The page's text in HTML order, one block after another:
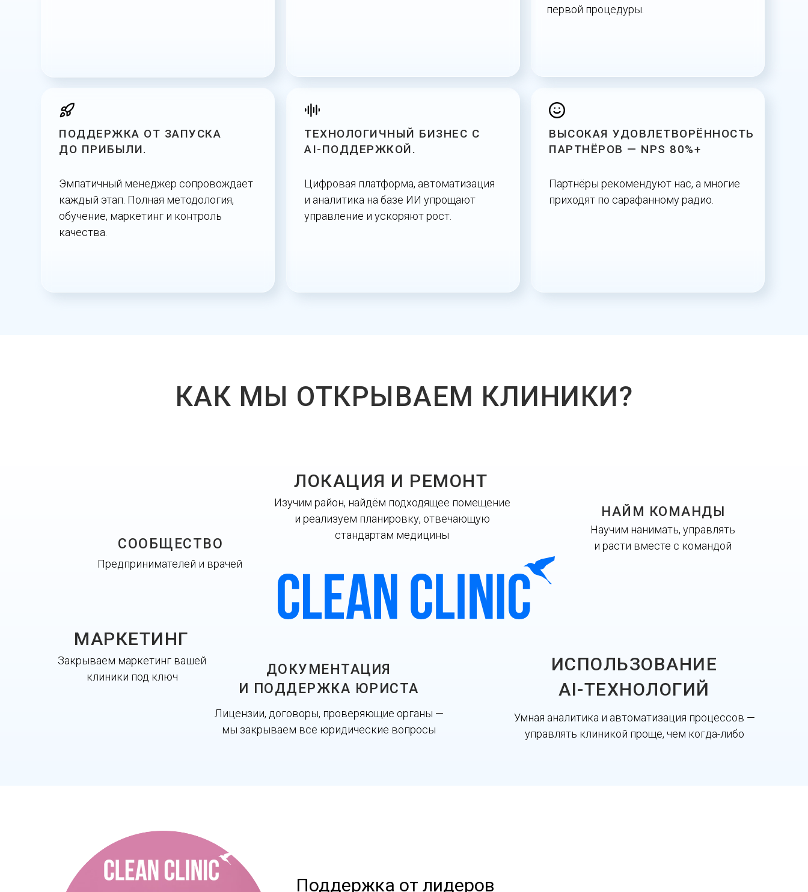
Партнёры рекомендуют нас, а многие
приходят по сарафанному радио.
ВЫСОКАЯ УДОВЛЕТВОРЁННОСТЬ
ПАРТНЁРОВ — NPS 80%+
Цифровая платформа, автоматизация
и аналитика на базе ИИ упрощают
управление и ускоряют рост.
ТЕХНОЛОГИЧНЫЙ БИЗНЕС С
AI-ПОДДЕРЖКОЙ.
Эмпатичный менеджер сопровождает
каждый этап. Полная методология,
обучение, маркетинг и контроль
качества.
ПОДДЕРЖКА ОТ ЗАПУСКА
ДО ПРИБЫЛИ.
первой процедуры.
КАК МЫ ОТКРЫВАЕМ КЛИНИКИ?
Умная аналитика и автоматизация процессов —
управлять клиникой проще, чем когда-либо
ИСПОЛЬЗОВАНИЕ
AI-ТЕХНОЛОГИЙ
Лицензии, договоры, проверяющие органы —
мы закрываем все юридические вопросы
ДОКУМЕНТАЦИЯ
И ПОДДЕРЖКА ЮРИСТА
Закрываем маркетинг вашей
клиники под ключ
МАРКЕТИНГ
Научим нанимать, управлять
и расти вместе с командой
НАЙМ КОМАНДЫ
Изучим район, найдём подходящее помещение
и реализуем планировку, отвечающую
стандартам медицины
ЛОКАЦИЯ И РЕМОНТ
Предпринимателей и врачей
СООБЩЕСТВО
Поддержка от лидеров